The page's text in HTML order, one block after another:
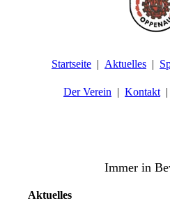
Startseite Aktuelles
Der Verein Kontakt
Immer in
Aktuelles